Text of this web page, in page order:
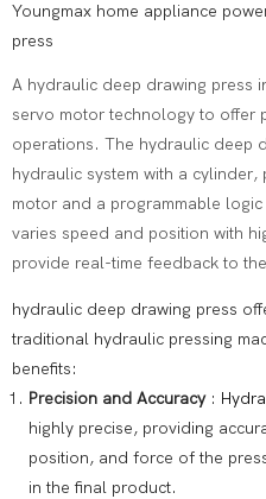
Youngmax home appliance
press
A hydraulic deep drawing press
servo motor technology to offer
operations. The hydraulic deep
hydraulic system with a
motor and a programmable
varies speed and position with
provide real-time feedback to
hydraulic deep drawing press
traditional hydraulic pressing
benefits:
Precision and Accuracy :
highly precise, providing
position, and force of the
in the final product.